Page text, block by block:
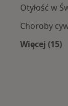
Otyłość w
Choroby
Więcej (15)